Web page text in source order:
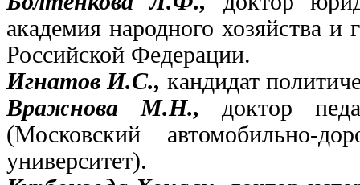
академия народного хозяйства
Российской Федерации.
Игнатов И.С., кандидат
Вражнова М.Н., доктор
(Московский автомобильно-
университет).